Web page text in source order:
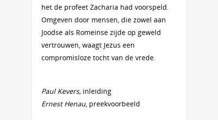
het de profeet Zacharia had voorspeld.
Omgeven door mensen, die zowel aan
Joodse als Romeinse zijde op geweld
vertrouwen, waagt Jezus een
compromisloze tocht van de vrede.
Paul Kevers, inleiding
Ernest Henau, preekvoorbeeld